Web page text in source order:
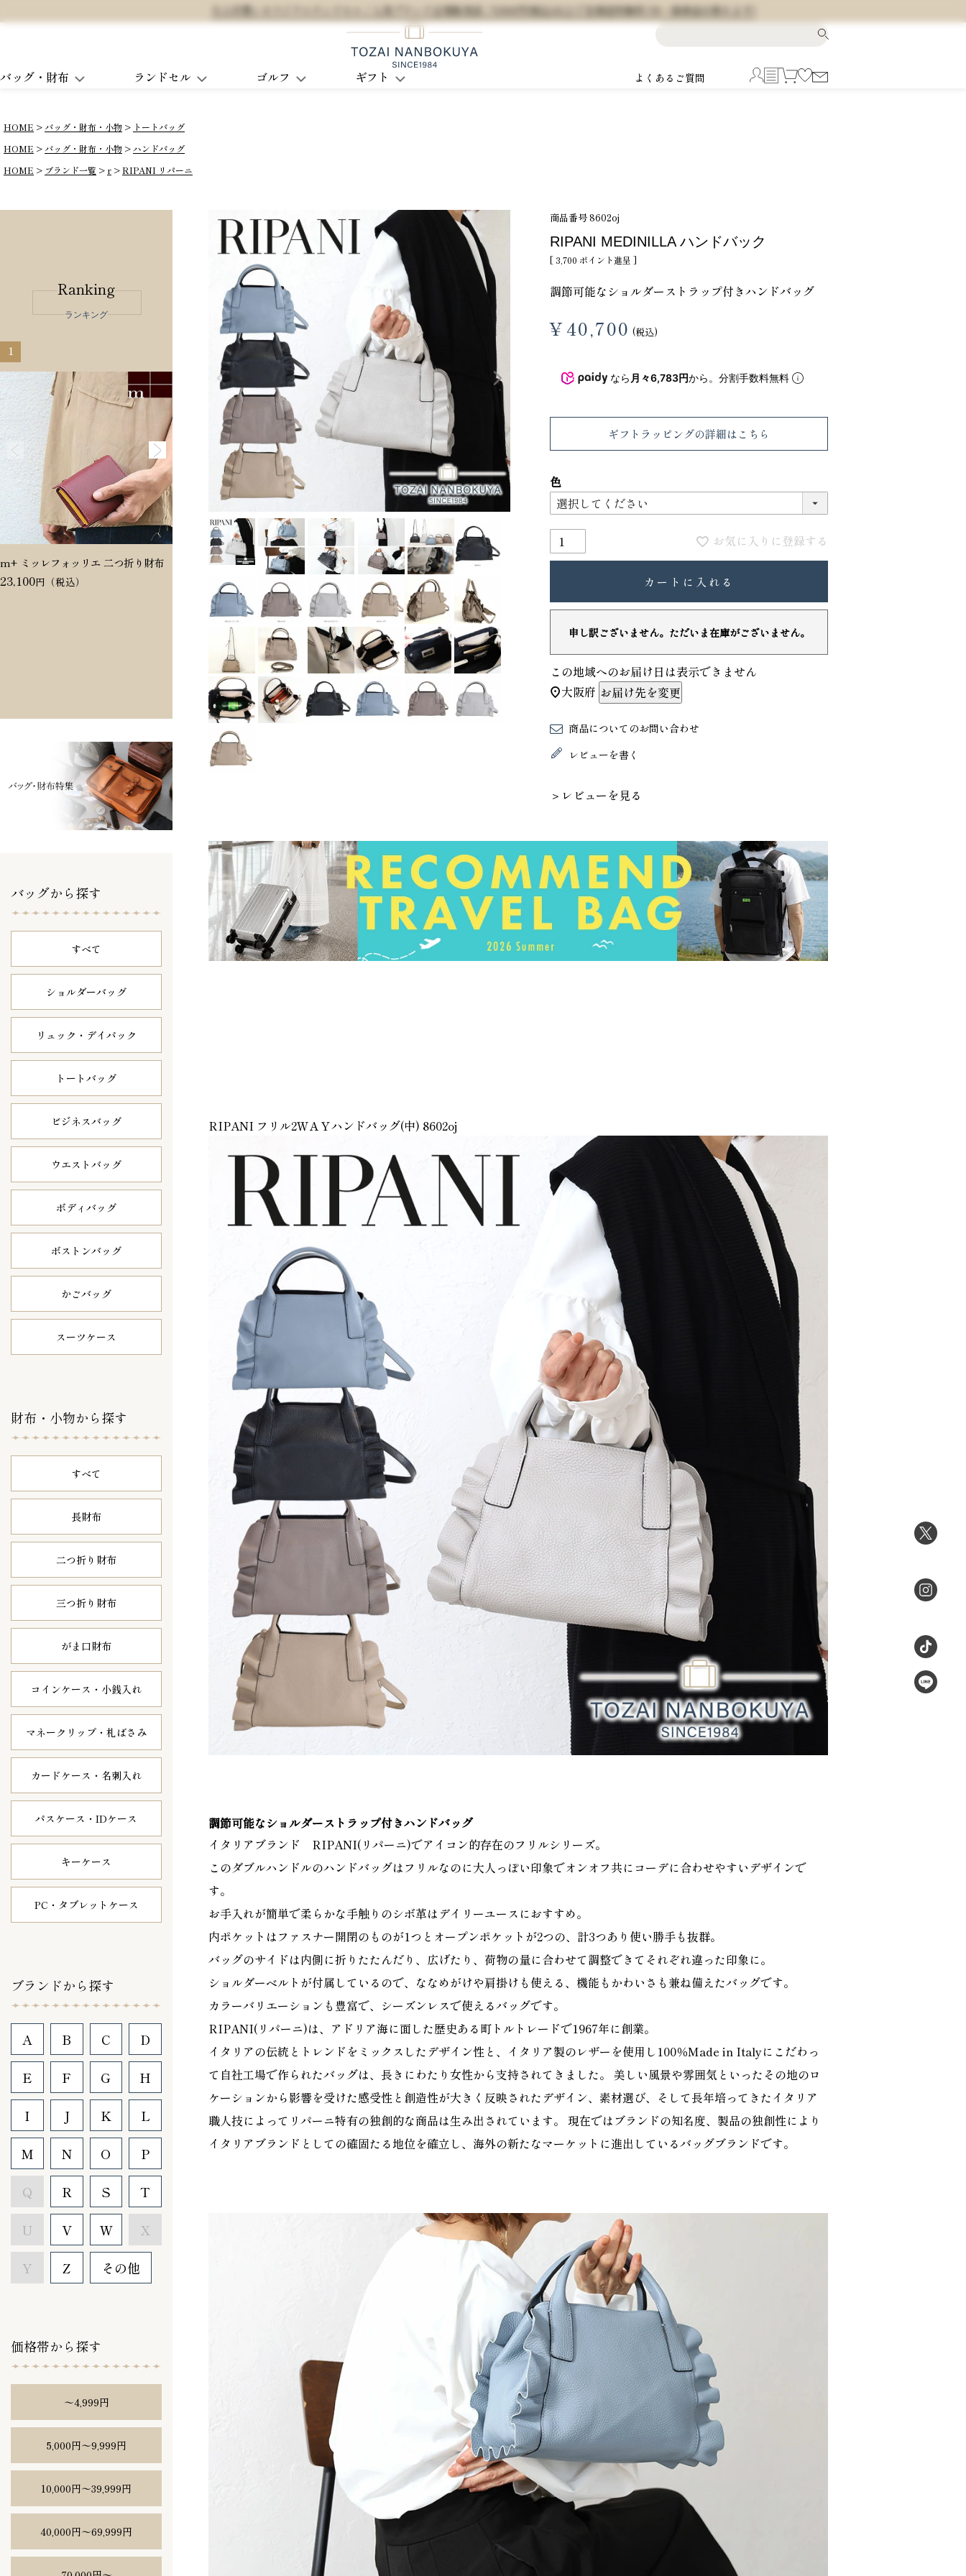
大人可愛いオリジナルランドセル / 人気ブランド正規販売店 / 5,500円(税込)以上で全国送料無料 (※一部商品を除きます)
バッグ・財布 ランドセル ゴルフ ギフト よくあるご質問
HOME バッグ・財布・小物
トートバッグ
HOME
バッグ・財布・小物
ハンドバッグ
HOME
ブランド一覧 r RIPANI リパーニ
Ranking
ランキング
1
m+ ミッレフォッリエ 二つ折り財布
23,100
Dakota ヴィタミーナ 二つ折り財布
3
PORTER ポーター ウィロー ウエス
トバッグ
25,300
GRIMM LAB アルファベット スエ
8,800
VIOLAdORO TRERO トレロ トー
トバッグ
31,900
バッグから探す
すべて
ショルダーバッグ
リュック・ デイパック
トートバッグ
ビジネスバッグ
ウエストバッグ
ボディバッグ
ボストンバッグ
かごバッグ
スーツケース
財布・小物から探す
すべて
長財布
二つ折り財布
三つ折り財布
がま口財布
コインケース・ 小銭入れ
マネークリップ・ 札ばさみ
カードケース・ 名刺入れ
パスケース・ IDケース
キーケース
PC・タブレット ケース
ブランドから探す
A B C D
E F G H
I J K L
M N O P
Q R S T
U V W X
Y Z その他
価格帯から探す
〜4,999円
5,000円〜9,999円
10,000円〜39,999円
40,000円〜69,999円
商品番号8602oj
RIPANI MEDINILLA ハンドバック
[ 3,700 ポイント進呈 ]
調節可能なショルダーストラップ付きハンドバッグ
¥40,700 税込
なら 月々6,783円から。分割手数料無料
ギフトラッピングの詳細はこちら
色
お気に入りに登録する
カートに入れる
申し訳ございません。ただいま在庫がございません。
この地域へのお届け日は表示できません
大阪府 お届け先を変更
商品についてのお問い合わせ
レビューを書く
＞レビューを見る
RIPANI フリル2ＷＡＹハンドバッグ(中) 8602oj
調節可能なショルダーストラップ付きハンドバッグ
イタリアブランド RIPANI(リパーニ)でアイコン的存在のフリルシリーズ。
このダブルハンドルのハンドバッグはフリルなのに大人っぽい印象でオンオフ共にコーデに合わせやすいデザインで
す。
お手入れが簡単で柔らかな手触りのシボ革はデイリーユースにおすすめ。
内ポケットはファスナー開閉のものが1つとオープンポケットが2つの、計3つあり使い勝手も抜群。
バッグのサイドは内側に折りたたんだり、広げたり、荷物の量に合わせて調整できてそれぞれ違った印象に。
ショルダーベルトが付属しているので、ななめがけや肩掛けも使える、機能もかわいさも兼ね備えたバッグです。
カラーバリエーションも豊富で、シーズンレスで使えるバッグです。
RIPANI(リパーニ)は、アドリア海に面した歴史ある町トルトレードで1967年に創業。
イタリアの伝統とトレンドをミックスしたデザイン性と、イタリア製のレザーを使用し100％Made in Italyにこだわっ
て自社工場で作られたバッグは、長きにわたり女性から支持されてきました。 美しい風景や雰囲気といったその地のロ
ケーションから影響を受けた感受性と創造性が大きく反映されたデザイン、素材選び、そして長年培ってきたイタリア
職人技によってリパーニ特有の独創的な商品は生み出されています。 現在ではブランドの知名度、製品の独創性により
イタリアブランドとしての確固たる地位を確立し、海外の新たなマーケットに進出しているバッグブランドです。